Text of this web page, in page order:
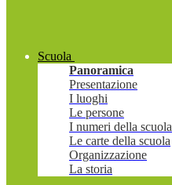
Scuola
Panoramica
Presentazione
I luoghi
Le persone
I numeri della scuola
Le carte della scuola
Organizzazione
La storia